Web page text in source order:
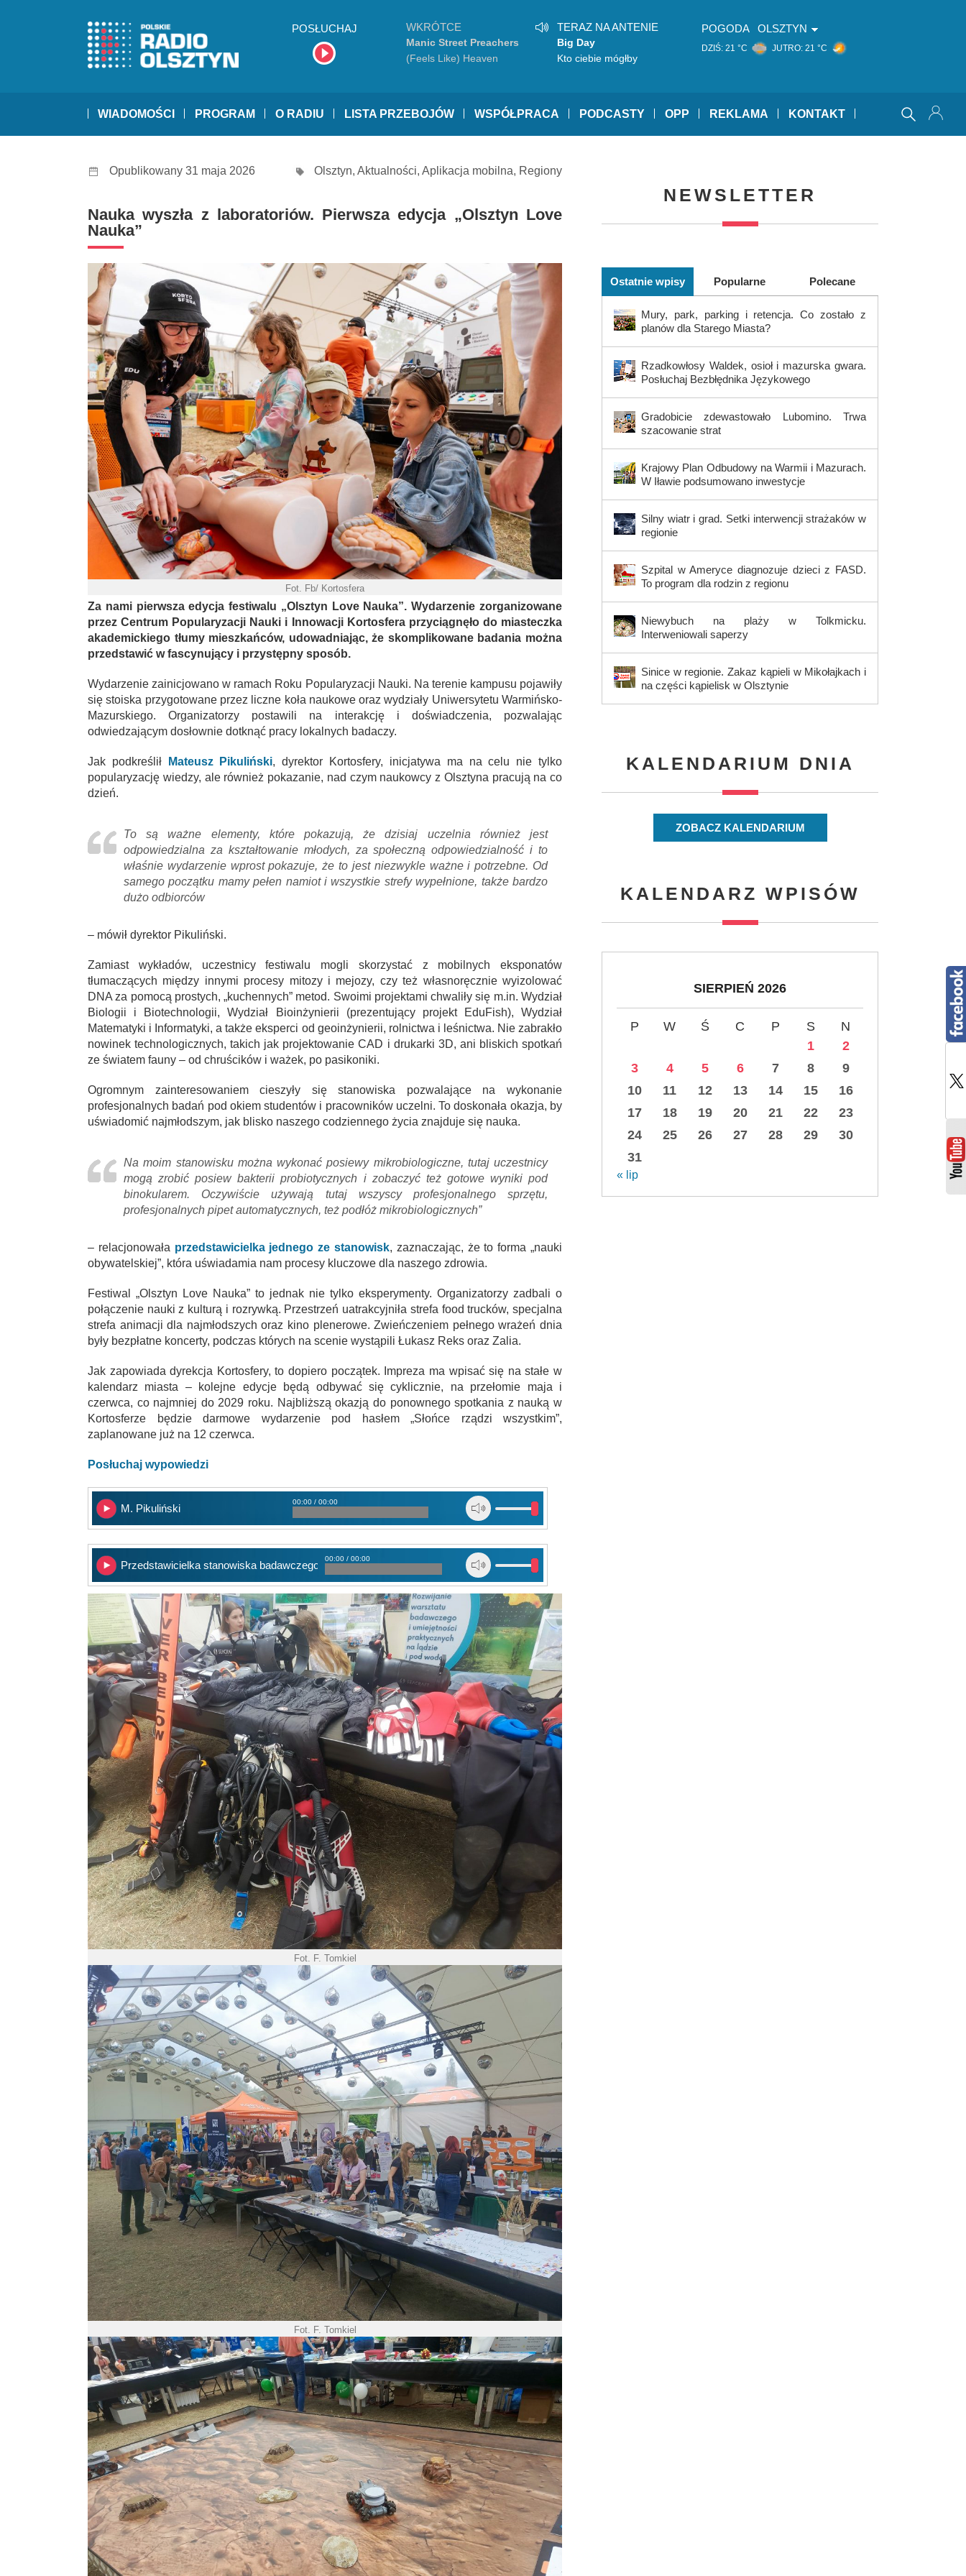
POSŁUCHAJ WKRÓTCE
Manic Street Preachers
(Feels Like) Heaven
TERAZ NA ANTENIE
Big Day
Kto ciebie mógłby
POGODA OLSZTYN
DZIŚ: 21 °C JUTRO: 21 °C
WIADOMOŚCI PROGRAM O RADIU LISTA PRZEBOJÓW WSPÓŁPRACA PODCASTY OPP REKLAMA KONTAKT
Opublikowany 31 maja 2026 Olsztyn, Aktualności, Aplikacja mobilna, Regiony
Nauka wyszła z laboratoriów. Pierwsza edycja „Olsztyn Love
Nauka”
Fot. Fb/ Kortosfera
Za nami pierwsza edycja festiwalu „Olsztyn Love Nauka”. Wydarzenie zorganizowane
przez Centrum Popularyzacji Nauki i Innowacji Kortosfera przyciągnęło do miasteczka
akademickiego tłumy mieszkańców, udowadniając, że skomplikowane badania można
przedstawić w fascynujący i przystępny sposób.
Wydarzenie zainicjowano w ramach Roku Popularyzacji Nauki. Na terenie kampusu pojawiły
się stoiska przygotowane przez liczne koła naukowe oraz wydziały Uniwersytetu Warmińsko-
Mazurskiego. Organizatorzy postawili na interakcję i doświadczenia, pozwalając
odwiedzającym dosłownie dotknąć pracy lokalnych badaczy.
Jak podkreślił Mateusz Pikuliński, dyrektor Kortosfery, inicjatywa ma na celu nie tylko
popularyzację wiedzy, ale również pokazanie, nad czym naukowcy z Olsztyna pracują na co
dzień.
To są ważne elementy, które pokazują, że dzisiaj uczelnia również jest
odpowiedzialna za kształtowanie młodych, za społeczną odpowiedzialność i to
właśnie wydarzenie wprost pokazuje, że to jest niezwykle ważne i potrzebne. Od
samego początku mamy pełen namiot i wszystkie strefy wypełnione, także bardzo
dużo odbiorców
– mówił dyrektor Pikuliński.
Zamiast wykładów, uczestnicy festiwalu mogli skorzystać z mobilnych eksponatów
tłumaczących między innymi procesy mitozy i mejozy, czy też własnoręcznie wyizolować
DNA za pomocą prostych, „kuchennych” metod. Swoimi projektami chwaliły się m.in. Wydział
Biologii i Biotechnologii, Wydział Bioinżynierii (prezentujący projekt EduFish), Wydział
Matematyki i Informatyki, a także eksperci od geoinżynierii, rolnictwa i leśnictwa. Nie zabrakło
nowinek technologicznych, takich jak projektowanie CAD i drukarki 3D, ani bliskich spotkań
ze światem fauny – od chruścików i ważek, po pasikoniki.
Ogromnym zainteresowaniem cieszyły się stanowiska pozwalające na wykonanie
profesjonalnych badań pod okiem studentów i pracowników uczelni. To doskonała okazja, by
uświadomić najmłodszym, jak blisko naszego codziennego życia znajduje się nauka.
Na moim stanowisku można wykonać posiewy mikrobiologiczne, tutaj uczestnicy
mogą zrobić posiew bakterii probiotycznych i zobaczyć też gotowe wyniki pod
binokularem. Oczywiście używają tutaj wszyscy profesjonalnego sprzętu,
profesjonalnych pipet automatycznych, też podłóż mikrobiologicznych”
– relacjonowała przedstawicielka jednego ze stanowisk, zaznaczając, że to forma „nauki
obywatelskiej”, która uświadamia nam procesy kluczowe dla naszego zdrowia.
Festiwal „Olsztyn Love Nauka” to jednak nie tylko eksperymenty. Organizatorzy zadbali o
połączenie nauki z kulturą i rozrywką. Przestrzeń uatrakcyjniła strefa food trucków, specjalna
strefa animacji dla najmłodszych oraz kino plenerowe. Zwieńczeniem pełnego wrażeń dnia
były bezpłatne koncerty, podczas których na scenie wystąpili Łukasz Reks oraz Zalia.
Jak zapowiada dyrekcja Kortosfery, to dopiero początek. Impreza ma wpisać się na stałe w
kalendarz miasta – kolejne edycje będą odbywać się cyklicznie, na przełomie maja i
czerwca, co najmniej do 2029 roku. Najbliższą okazją do ponownego spotkania z nauką w
Kortosferze będzie darmowe wydarzenie pod hasłem „Słońce rządzi wszystkim”,
zaplanowane już na 12 czerwca.
Posłuchaj wypowiedzi
M. Pikuliński
00:00 / 00:00
Przedstawicielka stanowiska badawczego
00:00 / 00:00
Fot. F. Tomkiel
Fot. F. Tomkiel
NEWSLETTER
Ostatnie wpisy Popularne Polecane
Mury, park, parking i retencja. Co zostało z
planów dla Starego Miasta?
Rzadkowłosy Waldek, osioł i mazurska gwara.
Posłuchaj Bezbłędnika Językowego
Gradobicie zdewastowało Lubomino. Trwa
szacowanie strat
Krajowy Plan Odbudowy na Warmii i Mazurach.
W Iławie podsumowano inwestycje
Silny wiatr i grad. Setki interwencji strażaków w
regionie
Szpital w Ameryce diagnozuje dzieci z FASD.
To program dla rodzin z regionu
Niewybuch na plaży w Tolkmicku.
Interweniowali saperzy
Sinice w regionie. Zakaz kąpieli w Mikołajkach i
na części kąpielisk w Olsztynie
KALENDARIUM DNIA
ZOBACZ KALENDARIUM
KALENDARZ WPISÓW
SIERPIEŃ 2026
P W Ś C P S
N
1
2
3
4 5 6 7 8
9
10
11 12 13 14 15
16
17
18 19 20 21 22
23
24
25 26 27 28 29
30
31
« lip